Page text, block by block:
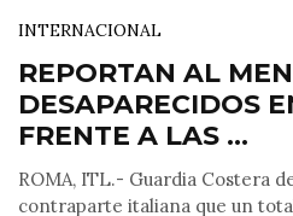
INTERNACIONAL
REPORTAN AL
DESAPARECIDOS
FRENTE A LAS ...
ROMA, ITL.- Guardia Costera
contraparte italiana que un